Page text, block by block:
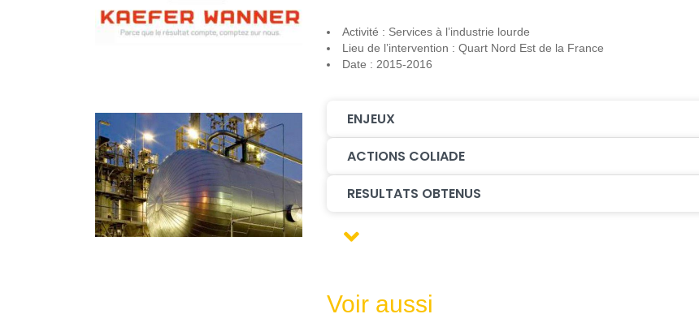
Activité : Services à l’industrie lourde
Lieu de l’intervention : Quart Nord Est de la France
Date : 2015-2016
ENJEUX
ACTIONS COLIADE
RESULTATS OBTENUS
Voir aussi